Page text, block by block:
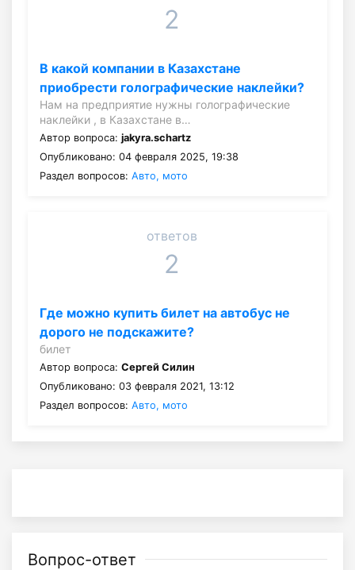
2
В какой компании в Казахстане
приобрести голографические наклейки?
Нам на предприятие нужны голографические
наклейки , в Казахстане в…
Автор вопроса: jakyra.schartz
Опубликовано: 04 февраля 2025, 19:38
Раздел вопросов: Авто, мото
ответов
2
Где можно купить билет на автобус не
дорого не подскажите?
билет
Автор вопроса: Сергей Силин
Опубликовано: 03 февраля 2021, 13:12
Раздел вопросов: Авто, мото
Вопрос-ответ